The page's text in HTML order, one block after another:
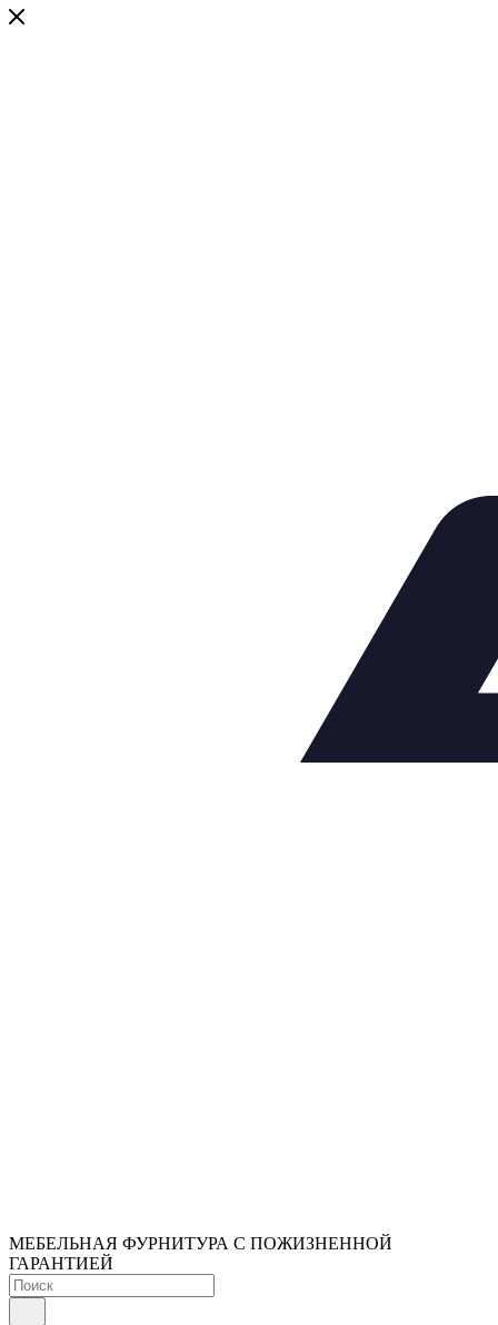
МЕБЕЛЬНАЯ ФУРНИТУРА С ПОЖИЗНЕННОЙ
ГАРАНТИЕЙ